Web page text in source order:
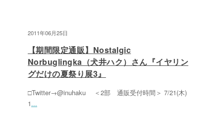
2011年06月25日
【期間限定通販】Nostalgic
Norbuglingka（犬井ハク）さん『イヤリン
グだけの夏祭り展3』
□Twitter→@inuhaku ＜2部 通販受付時間＞ 7/21(木)
1...